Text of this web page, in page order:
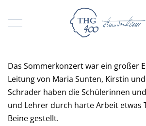
Mobile Menu Toggle
Das Sommerkonzert war ein großer
Leitung von Maria Sunten, Kirstin
Schrader haben die Schülerinnen
und Lehrer durch harte Arbeit etwas
Beine gestellt.